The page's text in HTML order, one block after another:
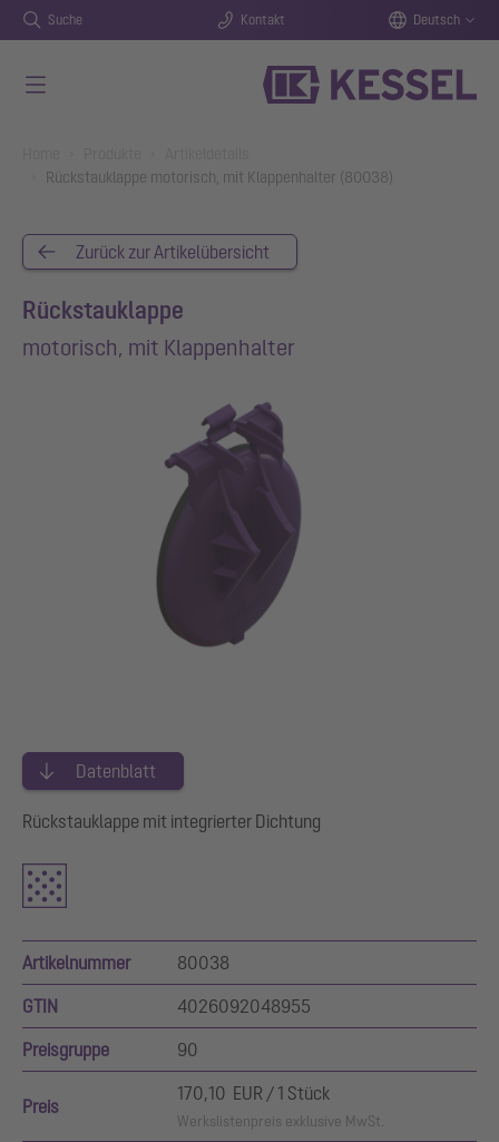
Suche Kontakt Deutsch
Rückstauklappe motorisch, mit Klappenhalter (80038)
Zurück zur Artikelübersicht
Rückstauklappe
motorisch, mit Klappenhalter
Datenblatt
Rückstauklappe mit integrierter Dichtung
Artikelnummer 80038
GTIN 4026092048955
Preisgruppe 90
Preis
170,10 EUR / 1 Stück
Werkslistenpreis exklusive MwSt.